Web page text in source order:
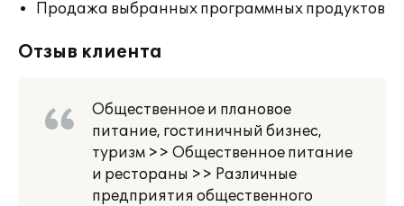
Продажа выбранных программных продуктов
Отзыв клиента
Общественное и плановое
питание, гостиничный бизнес,
туризм >> Общественное питание
и рестораны >> Различные
предприятия общественного